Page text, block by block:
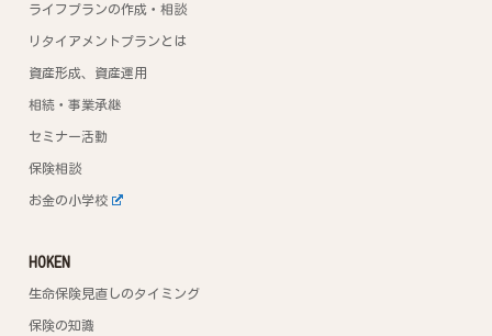
ライフプランの作成・相談
リタイアメントプランとは
資産形成、資産運用
相続・事業承継
セミナー活動
保険相談
お金の小学校
HOKEN
生命保険見直しのタイミング
保険の知識